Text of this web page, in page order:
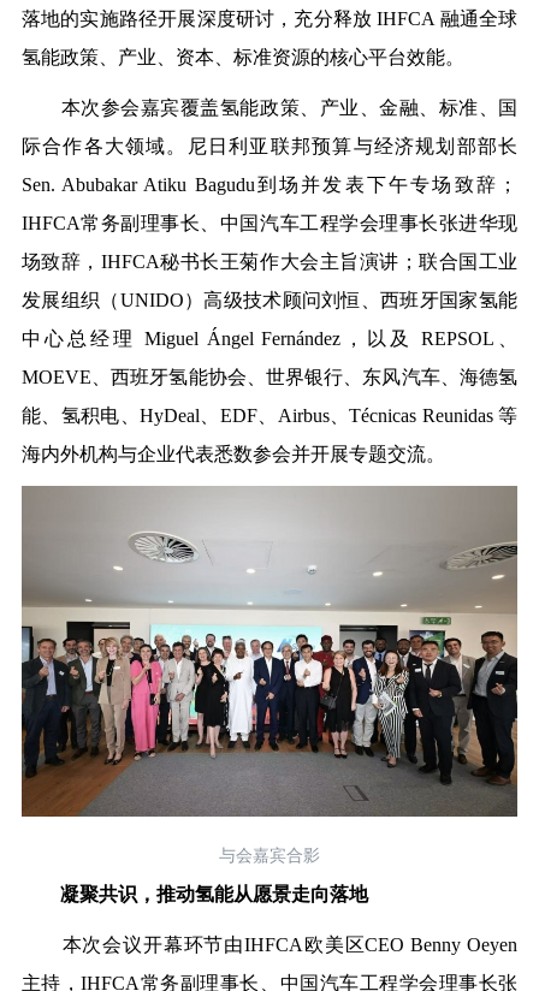
落地的实施路径开展深度研讨，充分释放 IHFCA 融通全球
氢能政策、产业、资本、标准资源的核心平台效能。
本次参会嘉宾覆盖氢能政策、产业、金融、标准、国
际合作各大领域。尼日利亚联邦预算与经济规划部部长
Sen. Abubakar Atiku Bagudu到场并发表下午专场致辞；
IHFCA常务副理事长、中国汽车工程学会理事长张进华现
场致辞，IHFCA秘书长王菊作大会主旨演讲；联合国工业
发展组织（UNIDO）高级技术顾问刘恒、西班牙国家氢能
中心总经理 Miguel Ángel Fernández，以及 REPSOL、
MOEVE、西班牙氢能协会、世界银行、东风汽车、海德氢
能、氢积电、HyDeal、EDF、Airbus、Técnicas Reunidas 等
海内外机构与企业代表悉数参会并开展专题交流。
与会嘉宾合影
凝聚共识，推动氢能从愿景走向落地
本次会议开幕环节由IHFCA欧美区CEO Benny Oeyen
主持，IHFCA常务副理事长、中国汽车工程学会理事长张